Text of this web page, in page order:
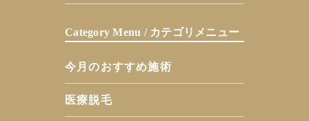
Category Menu / カテゴリメニュー
今月のおすすめ施術
医療脱毛